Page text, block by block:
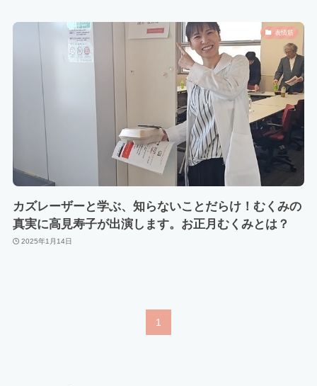
表情筋
カズレーザーと学ぶ、知らないことだらけ！むくみの
真実に高見寿子が出演します。お正月むくみとは？
2025年1月14日
1